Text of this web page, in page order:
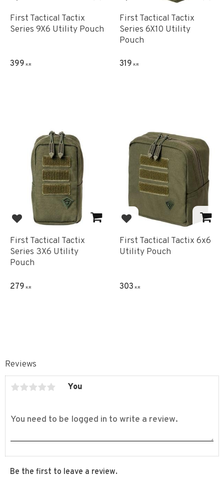
Reviews
You
Be the first to leave a review.
First Tactical Tactix
Series 9X6 Utility Pouch
399 KR
First Tactical Tactix
Series 6X10 Utility
Pouch
319 KR
Add to favorites
First Tactical Tactix
Series 3X6 Utility
Pouch
279 KR
Add to favorites
First Tactical Tactix 6x6
Utility Pouch
303 KR